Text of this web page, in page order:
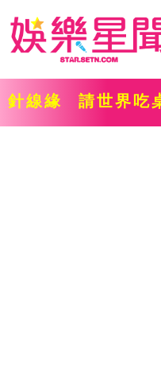
針線緣 請世界吃